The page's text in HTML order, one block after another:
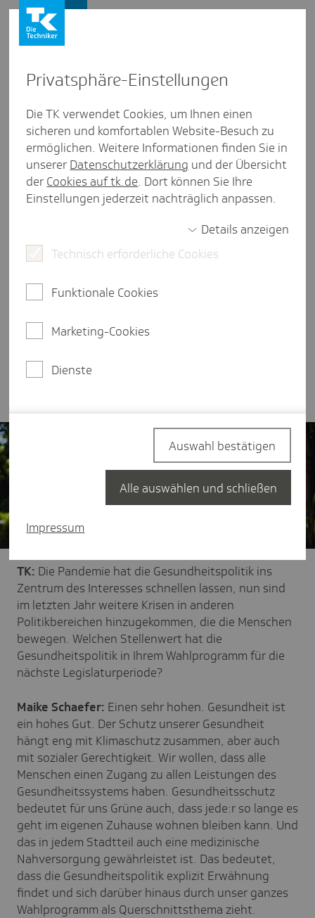
"Der Schutz unserer Gesund­
heit hängt eng mit Klima­schutz
zusam­men"
Inter­view aus Bremen
Wie kann die stationäre Versorgung in Bremen auf
sichere Beine gestellt werden? Wie lösen wir den
Pflegenotstand? Und wie steht es um die
Digitalisierung im Gesundheitswesen? Antworten
Fragen liefert Maike Schaefer, Spitzenkandidatin
4 Minuten Lesezeit
Presse und Politik Gesundheitspolitik
TK: Die Pandemie hat die Gesundheitspolitik ins
Zentrum des Interesses schnellen lassen, nun sind
im letzten Jahr weitere Krisen in anderen
Politikbereichen hinzugekommen, die die Menschen
bewegen. Welchen Stellenwert hat die
Gesundheitspolitik in Ihrem Wahlprogramm für die
nächste Legislaturperiode?
Maike Schaefer: Einen sehr hohen. Gesundheit ist
ein hohes Gut. Der Schutz unserer Gesundheit
hängt eng mit Klimaschutz zusammen, aber auch
mit sozialer Gerechtigkeit. Wir wollen, dass alle
Menschen einen Zugang zu allen Leistungen des
Gesundheitssystems haben. Gesundheitsschutz
bedeutet für uns Grüne auch, dass jede:r so lange es
geht im eigenen Zuhause wohnen bleiben kann. Und
das in jedem Stadtteil auch eine medizinische
Nahversorgung gewährleistet ist. Das bedeutet,
dass die Gesundheitspolitik explizit Erwähnung
findet und sich darüber hinaus durch unser ganzes
Wahlprogramm als Querschnittsthema zieht.
Privat­sphäre-Einstel­lungen
Die TK verwendet Cookies, um Ihnen einen
sicheren und komfortablen Website-Besuch zu
ermöglichen. Weitere Informationen finden Sie in
unserer Datenschutzerklärung und der Übersicht
der Cookies auf tk.de. Dort können Sie Ihre
Einstellungen jederzeit nachträglich anpassen.
Details anzeigen
Technisch erforderliche Cookies
Funktionale Cookies
Marketing-Cookies
Dienste
Impressum
Auswahl bestätigen
Alle auswählen und schließen